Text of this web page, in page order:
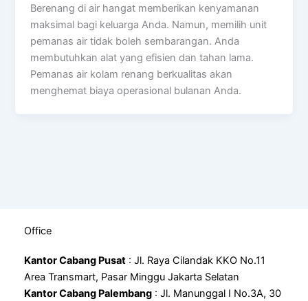
Berenang di air hangat memberikan kenyamanan
maksimal bagi keluarga Anda. Namun, memilih unit
pemanas air tidak boleh sembarangan. Anda
membutuhkan alat yang efisien dan tahan lama.
Pemanas air kolam renang berkualitas akan
menghemat biaya operasional bulanan Anda.
Office
Kantor Cabang Pusat : Jl. Raya Cilandak KKO No.11
Area Transmart, Pasar Minggu Jakarta Selatan
Kantor Cabang Palembang : Jl. Manunggal I No.3A, 30